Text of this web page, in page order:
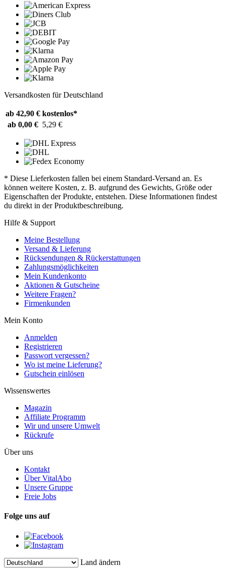
Versandkosten für Deutschland
ab 42,90 € kostenlos*
ab 0,00 € 5,29 €
* Diese Lieferkosten fallen bei einem Standard-Versand an. Es
können weitere Kosten, z. B. aufgrund des Gewichts, Größe oder
Eigenschaften der Produkte, entstehen. Diese Informationen findest
du direkt in der Produktbeschreibung.
Hilfe & Support
Meine Bestellung
Versand & Lieferung
Rücksendungen & Rückerstattungen
Zahlungsmöglichkeiten
Mein Kundenkonto
Aktionen & Gutscheine
Weitere Fragen?
Firmenkunden
Mein Konto
Anmelden
Registrieren
Passwort vergessen?
Wo ist meine Lieferung?
Gutschein einlösen
Wissenswertes
Magazin
Affiliate Programm
Wir und unsere Umwelt
Rückrufe
Über uns
Kontakt
Über VitalAbo
Unsere Gruppe
Freie Jobs
Folge uns auf
Land ändern